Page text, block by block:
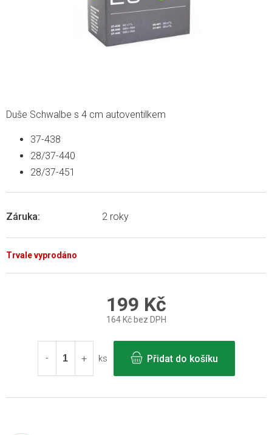
Trvale vyprodáno
Záruka: 2 roky
Duše Schwalbe s 4 cm autoventilkem
37-438
28/37-440
28/37-451
199 Kč
164 Kč bez DPH
cena:
ks
Přidat do košíku